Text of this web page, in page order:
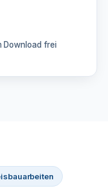
Download frei